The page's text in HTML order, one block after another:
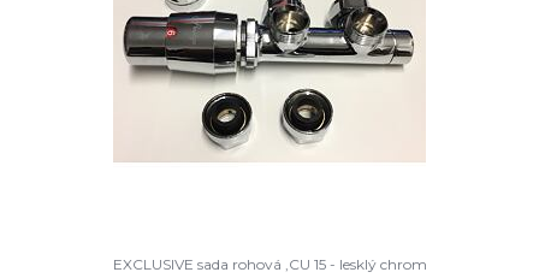
EXCLUSIVE sada rohová ,CU 15 - lesklý chrom